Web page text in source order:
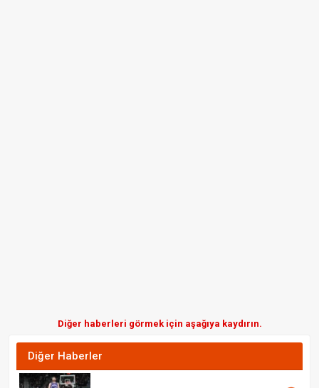
Diğer haberleri görmek için aşağıya kaydırın.
Diğer Haberler